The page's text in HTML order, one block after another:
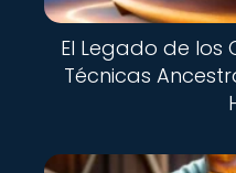
El Legado de los
Técnicas